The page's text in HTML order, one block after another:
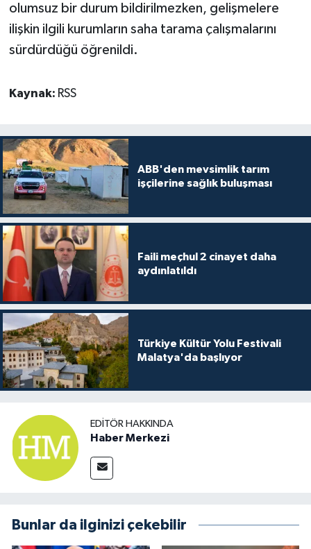
olumsuz bir durum bildirilmezken, gelişmelere
ilişkin ilgili kurumların saha tarama çalışmalarını
sürdürdüğü öğrenildi.
Kaynak: RSS
ABB'den mevsimlik tarım
işçilerine sağlık buluşması
Faili meçhul 2 cinayet daha
aydınlatıldı
Türkiye Kültür Yolu Festivali
Malatya'da başlıyor
EDITÖR HAKKINDA
Haber Merkezi
Bunlar da ilginizi çekebilir